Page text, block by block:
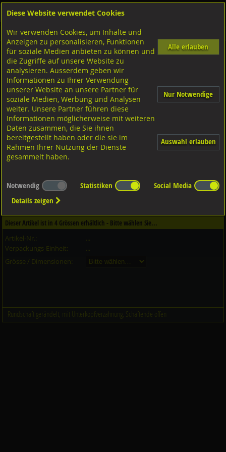
Shop Niettechnik-Blindnietmuttern
Blindnietmuttern GO-NUT SenkkopfStahl verzinkt,
Dieser Artikel ist in 2Qualitäten erhältlich - Bitte wählen Sie...
Qualität / Oberfläche
Dieser Artikel ist in4 Grössen erhältlich - Bitte wählen Sie...
Artikel-Nr.:
...
Verpackungs-Einheit:
...
Grösse / Dimensionen:
Rundschaft gerändelt, mit Unterkopfverzahnung, Schaftende offen
Diese Website verwendet Cookies
Wir verwenden Cookies, um Inhalte und
Anzeigen zu personalisieren, Funktionen
für soziale Medien anbieten zu können und
die Zugriffe auf unsere Website zu
analysieren. Ausserdem geben wir
Informationen zu Ihrer Verwendung
unserer Website an unsere Partner für
soziale Medien, Werbung und Analysen
weiter. Unsere Partner führen diese
Informationen möglicherweise mit weiteren
Daten zusammen, die Sie ihnen
bereitgestellt haben oder die sie im
Rahmen Ihrer Nutzung der Dienste
gesammelt haben.
Alle erlauben
Nur Notwendige
Auswahl erlauben
Notwendig Statistiken
Social Media
Details zeigen